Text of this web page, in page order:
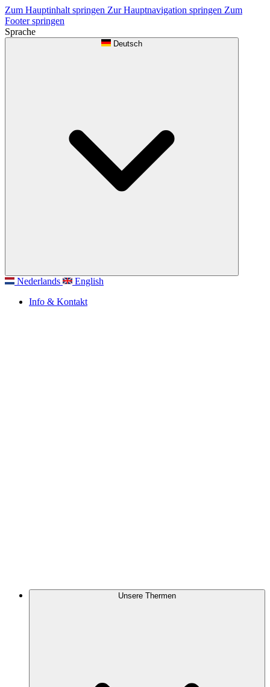
Zum Hauptinhalt springen Zur Hauptnavigation springen Zum
Footer springen
Sprache
Deutsch
Nederlands
English
Info & Kontakt
Unsere Thermen